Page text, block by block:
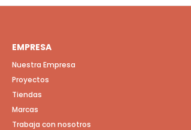
EMPRESA
Nuestra Empresa
Proyectos
Tiendas
Marcas
Trabaja con nosotros